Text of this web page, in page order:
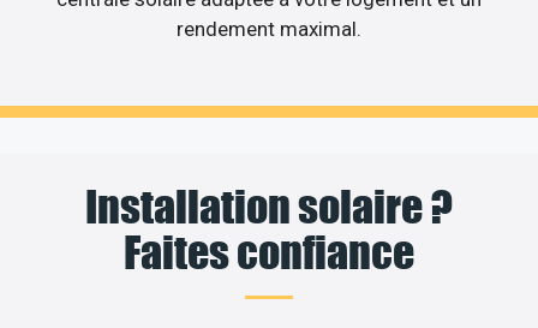
rendement maximal.
Installation solaire ?
Faites confiance